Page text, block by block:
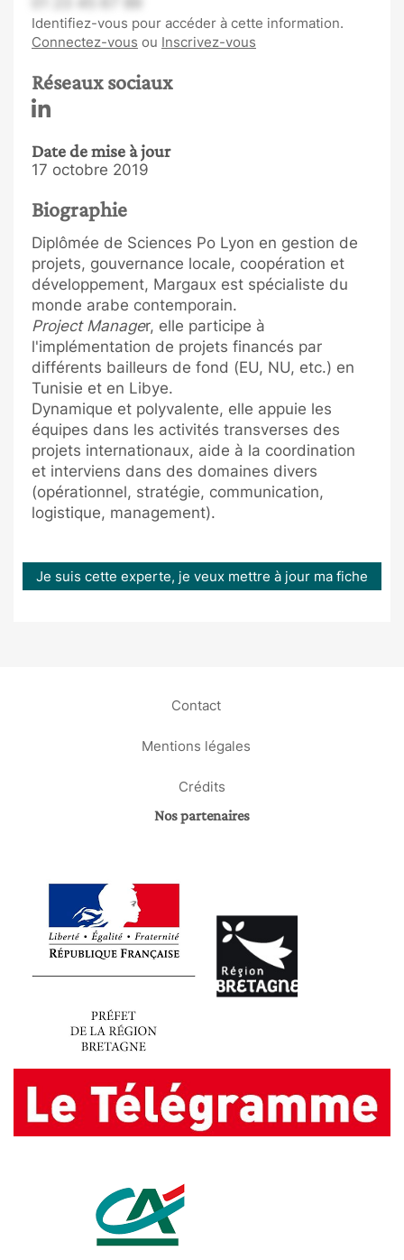
Identifiez-vous pour accéder à cette information.
Connectez-vous ou Inscrivez-vous
Réseaux sociaux
Date de mise à jour
17 octobre 2019
Biographie
Diplômée de Sciences Po Lyon en gestion de
projets, gouvernance locale, coopération et
développement, Margaux est spécialiste du
monde arabe contemporain.
Project Manager, elle participe à
l'implémentation de projets financés par
différents bailleurs de fond (EU, NU, etc.) en
Tunisie et en Libye.
Dynamique et polyvalente, elle appuie les
équipes dans les activités transverses des
projets internationaux, aide à la coordination
et interviens dans des domaines divers
(opérationnel, stratégie, communication,
logistique, management).
Je suis cette experte, je veux mettre à jour ma fiche
Contact
Mentions légales
Crédits
Nos partenaires